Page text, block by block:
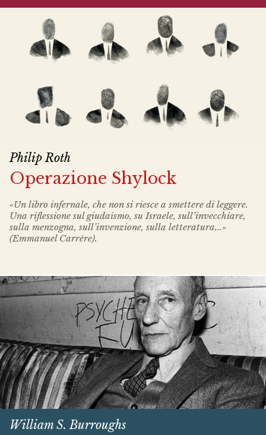
Philip Roth
Operazione Shylock
«Un libro infernale, che non si riesce a smettere di leggere.
Una riflessione sul giudaismo, su Israele, sull’invecchiare,
sulla menzogna, sull’invenzione, sulla letteratura...»
(Emmanuel Carrère).
William S. Burroughs